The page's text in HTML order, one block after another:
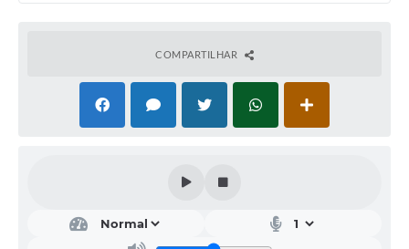
COMPARTILHAR